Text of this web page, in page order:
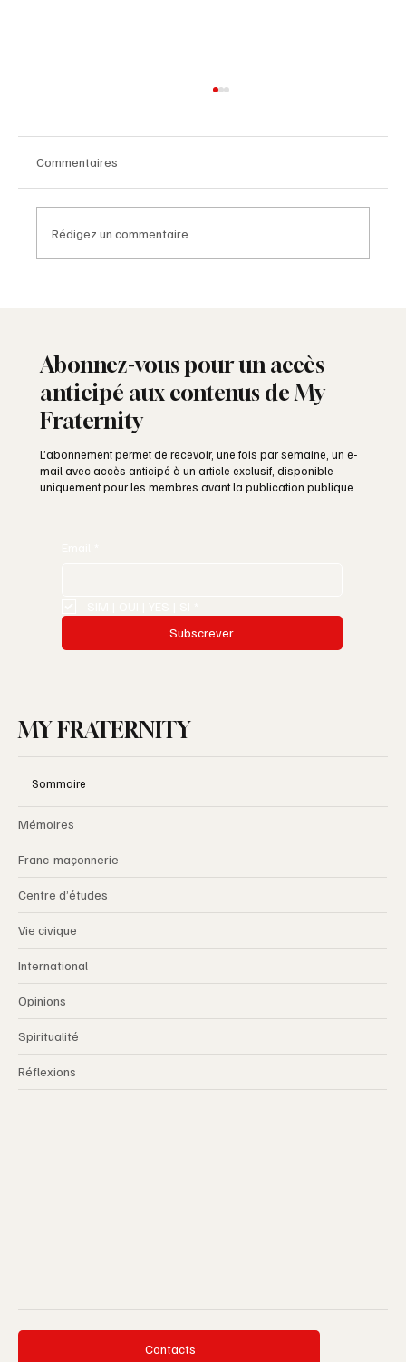
Commentaires
Rédigez un commentaire...
Abonnez-vous pour un accès
anticipé aux contenus de My
Fraternity
L’abonnement permet de recevoir, une fois par semaine, un e-
mail avec accès anticipé à un article exclusif, disponible
uniquement pour les membres avant la publication publique.
Subscrever
MY FRATERNITY
Sommaire
Mémoires
Franc-maçonnerie
Centre d’études
Vie civique
International
Opinions
Spiritualité
Réflexions
Contacts